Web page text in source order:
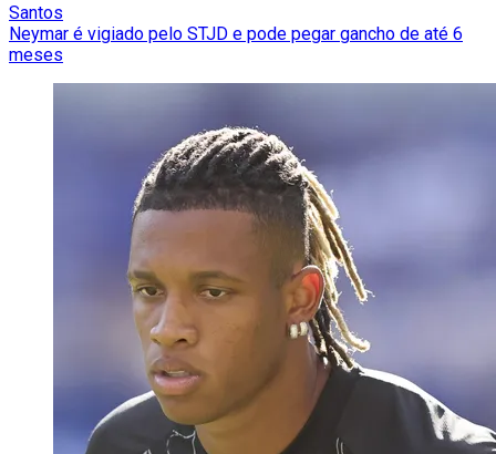
Santos
Neymar é vigiado pelo STJD e pode pegar gancho de até 6
meses